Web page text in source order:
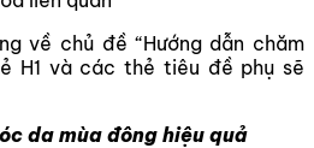
về chủ đề “Hướng dẫn chăm
H1 và các thẻ tiêu đề phụ sẽ
da mùa đông hiệu quả